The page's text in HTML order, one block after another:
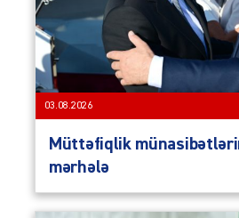
03.08.2026
Müttəfiqlik
mərhələ